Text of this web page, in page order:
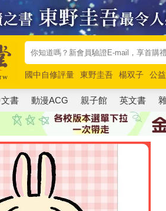
國中自修評量 東野圭吾 楊双子 公
唯紅花綻放
奧德賽 路邊攤新作 馬
書 動漫ACG 親子館 英文書